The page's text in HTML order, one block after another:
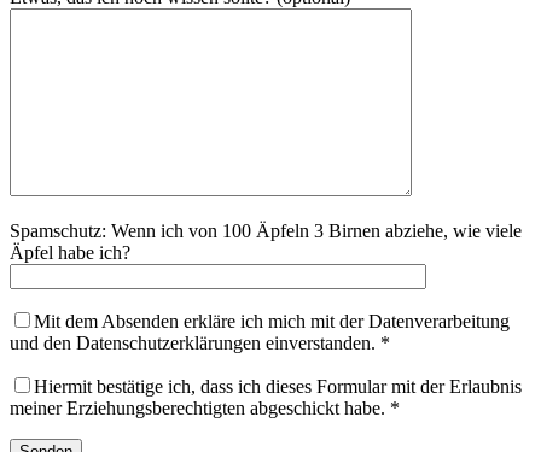
Spamschutz: Wenn ich von 100 Äpfeln 3 Birnen abziehe, wie viele
Äpfel habe ich?
Mit dem Absenden erkläre ich mich mit der Datenverarbeitung
und den Datenschutzerklärungen einverstanden. *
Hiermit bestätige ich, dass ich dieses Formular mit der Erlaubnis
meiner Erziehungsberechtigten abgeschickt habe. *